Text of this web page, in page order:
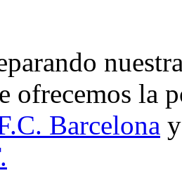
ofrecemos la
Barcelona